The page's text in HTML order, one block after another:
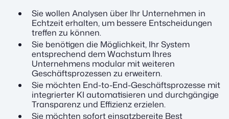
Sie wollen Analysen über Ihr Unternehmen in
Echtzeit erhalten, um bessere Entscheidungen
treffen zu können.
Sie benötigen die Möglichkeit, Ihr System
entsprechend dem Wachstum Ihres
Unternehmens modular mit weiteren
Geschäftsprozessen zu erweitern.
Sie möchten End-to-End-Geschäftsprozesse mit
integrierter KI automatisieren und durchgängige
Transparenz und Effizienz erzielen.
Sie möchten sofort einsatzbereite Best